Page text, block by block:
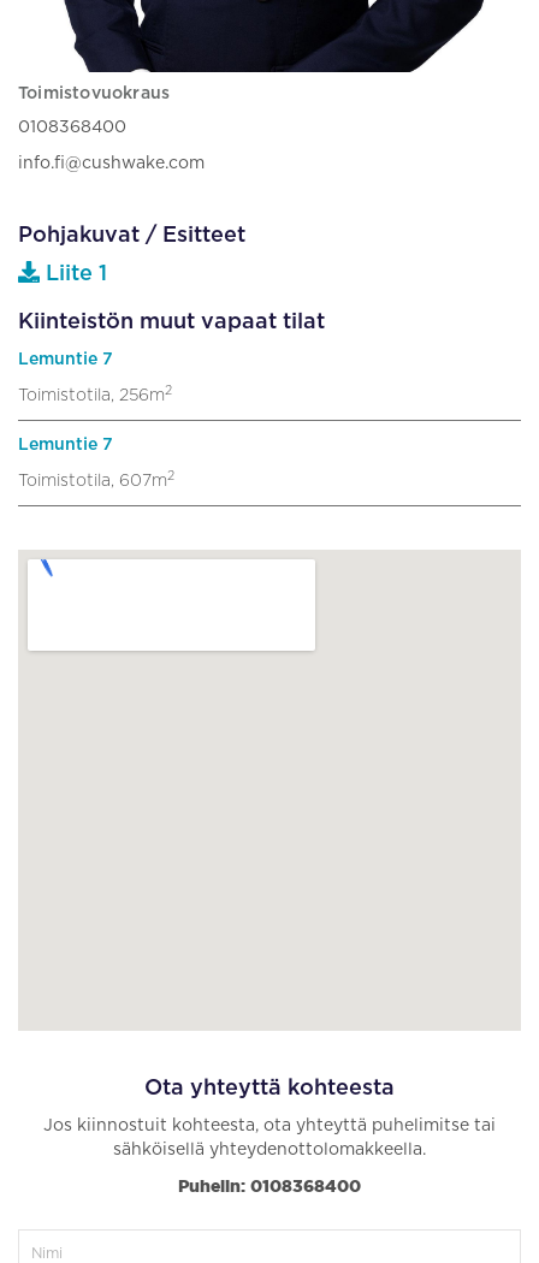
Toimistovuokraus
0108368400
info.fi@cushwake.com
Pohjakuvat / Esitteet
Liite 1
Kiinteistön muut vapaat tilat
Lemuntie 7
Toimistotila, 256m2
Lemuntie 7
Toimistotila, 607m2
Ota yhteyttä kohteesta
Jos kiinnostuit kohteesta, ota yhteyttä puhelimitse tai
sähköisellä yhteydenottolomakkeella.
Puhelin: 0108368400